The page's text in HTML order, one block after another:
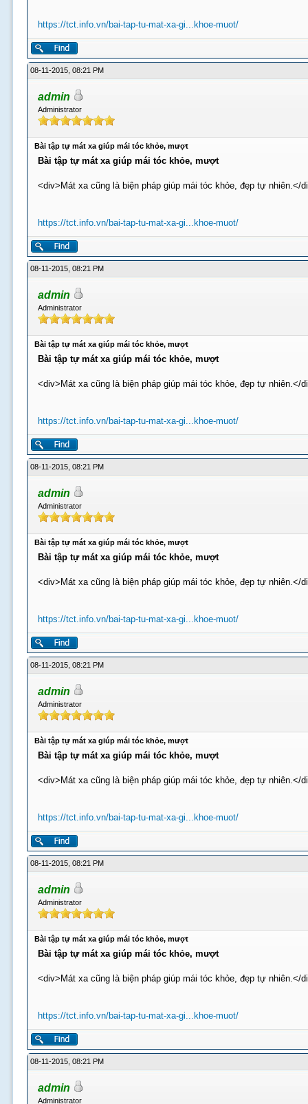
https://tct.info.vn/bai-tap-tu-mat-xa-gi...khoe-muot/
08-11-2015, 08:21 PM
admin
Administrator
Bài tập tự mát xa giúp mái tóc khỏe, mượt
Bài tập tự mát xa giúp mái tóc khỏe, mượt
<div>Mát xa cũng là biện pháp giúp mái tóc khỏe, đẹp tự nhiên.</
https://tct.info.vn/bai-tap-tu-mat-xa-gi...khoe-muot/
08-11-2015, 08:21 PM
admin
Administrator
Bài tập tự mát xa giúp mái tóc khỏe, mượt
Bài tập tự mát xa giúp mái tóc khỏe, mượt
<div>Mát xa cũng là biện pháp giúp mái tóc khỏe, đẹp tự nhiên.</
https://tct.info.vn/bai-tap-tu-mat-xa-gi...khoe-muot/
08-11-2015, 08:21 PM
admin
Administrator
Bài tập tự mát xa giúp mái tóc khỏe, mượt
Bài tập tự mát xa giúp mái tóc khỏe, mượt
<div>Mát xa cũng là biện pháp giúp mái tóc khỏe, đẹp tự nhiên.</
https://tct.info.vn/bai-tap-tu-mat-xa-gi...khoe-muot/
08-11-2015, 08:21 PM
admin
Administrator
Bài tập tự mát xa giúp mái tóc khỏe, mượt
Bài tập tự mát xa giúp mái tóc khỏe, mượt
<div>Mát xa cũng là biện pháp giúp mái tóc khỏe, đẹp tự nhiên.</
https://tct.info.vn/bai-tap-tu-mat-xa-gi...khoe-muot/
08-11-2015, 08:21 PM
admin
Administrator
Bài tập tự mát xa giúp mái tóc khỏe, mượt
Bài tập tự mát xa giúp mái tóc khỏe, mượt
<div>Mát xa cũng là biện pháp giúp mái tóc khỏe, đẹp tự nhiên.</
https://tct.info.vn/bai-tap-tu-mat-xa-gi...khoe-muot/
08-11-2015, 08:21 PM
admin
Administrator